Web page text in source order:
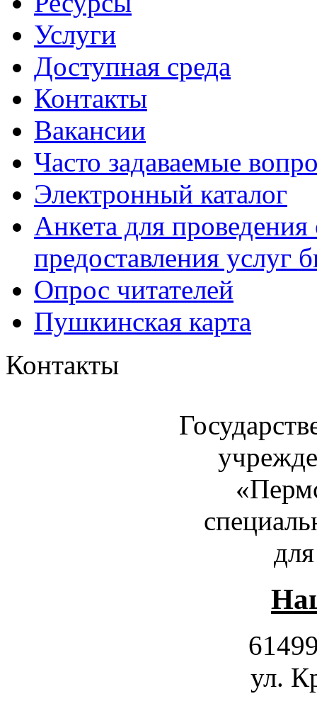
Услуги
Доступная среда
Контакты
Вакансии
Часто задаваемые
Электронный каталог
Анкета для проведения
предоставления услуг
Опрос читателей
Пушкинская карта
Контакты
ул.